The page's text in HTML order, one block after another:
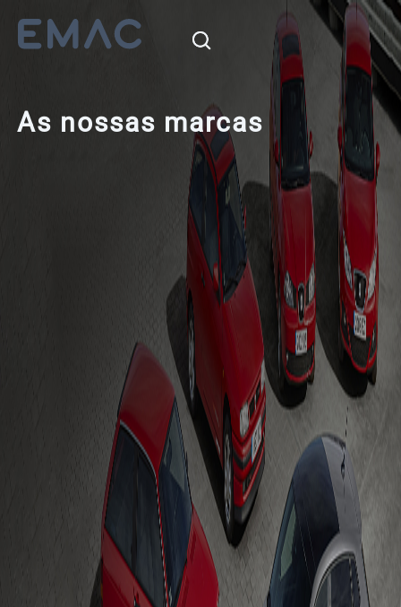
As nossas marcas